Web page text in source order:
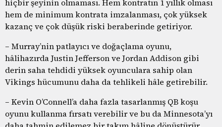
hiçbir şeyinin olmaması. Hem kontratın 1 yıllık olması
hem de minimum kontrata imzalanması, çok yüksek
kazanç ve çok düşük riski beraberinde getiriyor.
– Murray’nin patlayıcı ve doğaçlama oyunu,
hâlihazırda Justin Jefferson ve Jordan Addison gibi
derin saha tehdidi yüksek oyunculara sahip olan
Vikings hücumunu daha da tehlikeli hâle getirebilir.
– Kevin O’Connell’a daha fazla tasarlanmış QB koşu
oyunu kullanma fırsatı verebilir ve bu da Minnesota’yı